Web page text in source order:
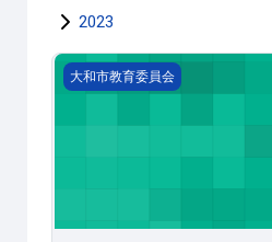
2023
2024-603418ICT活用推進会議
大和市教育委員会